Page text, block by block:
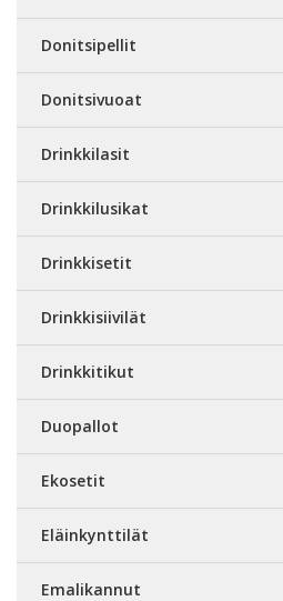
Donitsipellit
Donitsivuoat
Drinkkilasit
Drinkkilusikat
Drinkkisetit
Drinkkisiivilät
Drinkkitikut
Duopallot
Ekosetit
Eläinkynttilät
Emalikannut